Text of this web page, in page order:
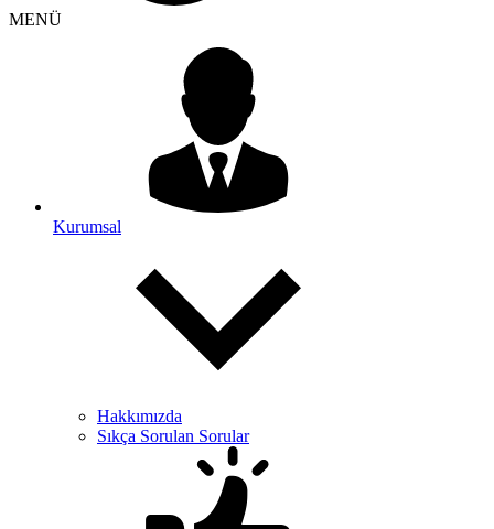
MENÜ
Kurumsal
Hakkımızda
Sıkça Sorulan Sorular